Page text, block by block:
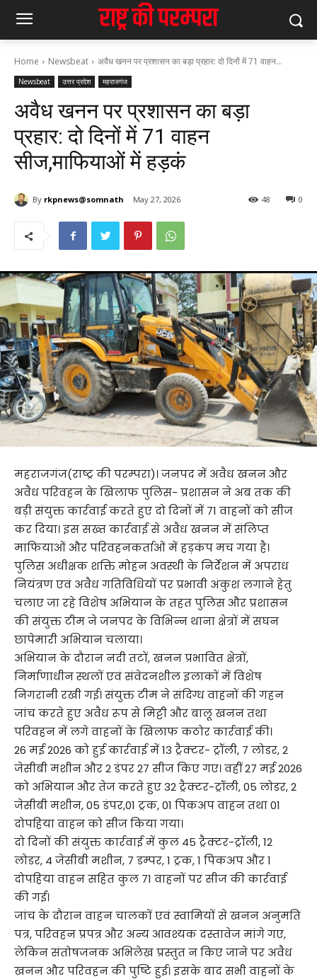
Home Newsbeat अवैध खनन पर प्रशासन का बड़ा प्रहार: दो दिनों में 71 वाहन...
Newsbeat उत्तर प्रदेश महराजगंज
अवैध खनन पर प्रशासन का बड़ा
प्रहार: दो दिनों में 71 वाहन
सीज,माफियाओं में हड़कं
By rkpnews@somnath May 27, 2026 0
48
महराजगंज(राष्ट्र की परम्परा)। जनपद में अवैध खनन और
अवैध परिवहन के खिलाफ पुलिस- प्रशासन ने अब तक की
बड़ी संयुक्त कार्रवाई करते हुए दो दिनों में 71 वाहनों को सीज
कर दिया। इस सख्त कार्रवाई से अवैध खनन में संलिप्त
माफियाओं और परिवहनकर्ताओं में हड़कंप मच गया है।
पुलिस अधीक्षक शक्ति मोहन अवस्थी के निर्देशन में अपराध
नियंत्रण एवं अवैध गतिविधियों पर प्रभावी अंकुश लगाने हेतु
चलाए जा रहे विशेष अभियान के तहत पुलिस और प्रशासन
की संयुक्त टीम ने जनपद के विभिन्न थाना क्षेत्रों में सघन
छापेमारी अभियान चलाया।
अभियान के दौरान नदी तटों, खनन प्रभावित क्षेत्रों,
निर्माणाधीन स्थलों एवं संवेदनशील इलाकों में विशेष
निगरानी रखी गई। संयुक्त टीम ने संदिग्ध वाहनों की गहन
जांच करते हुए अवैध रूप से मिट्टी और बालू खनन तथा
परिवहन में लगे वाहनों के खिलाफ कठोर कार्रवाई की।
26 मई 2026 को हुई कार्रवाई में 13 ट्रैक्टर- ट्रॉली, 7 लोडर, 2
जेसीबी मशीन और 2 डंपर 27 सीज किए गए। वहीं 27 मई 2026
को अभियान और तेज करते हुए 32 ट्रैक्टर-ट्रॉली, 05 लोडर, 2
जेसीबी मशीन, 05 डंपर,01 ट्रक, 01 पिकअप वाहन तथा 01
दोपहिया वाहन को सीज किया गया।
दो दिनों की संयुक्त कार्रवाई में कुल 45 ट्रैक्टर-ट्रॉली, 12
लोडर, 4 जेसीबी मशीन, 7 डम्पर, 1 ट्रक, 1 पिकअप और 1
दोपहिया वाहन सहित कुल 71 वाहनों पर सीज की कार्रवाई
की गई।
जांच के दौरान वाहन चालकों एवं स्वामियों से खनन अनुमति
पत्र, परिवहन प्रपत्र और अन्य आवश्यक दस्तावेज मांगे गए,
लेकिन संतोषजनक अभिलेख प्रस्तुत न किए जाने पर अवैध
खनन और परिवहन की पुष्टि हुई। इसके बाद सभी वाहनों के